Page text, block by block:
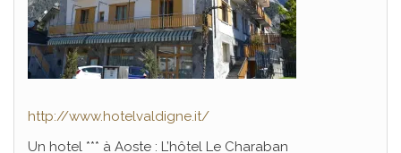
http://www.hotelvaldigne.it/
Un hotel *** à Aoste : L’hôtel Le Charaban